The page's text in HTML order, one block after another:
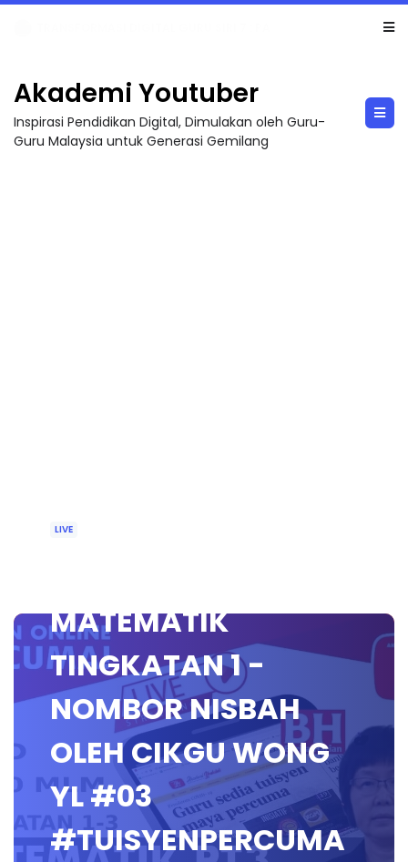
Akademi Youtuber
Inspirasi Pendidikan Digital, Dimulakan oleh Guru-
Guru Malaysia untuk Generasi Gemilang
LIVE
MATEMATIK
TINGKATAN 1 -
NOMBOR NISBAH
OLEH CIKGU WONG
YL #03
#TUISYENPERCUMA